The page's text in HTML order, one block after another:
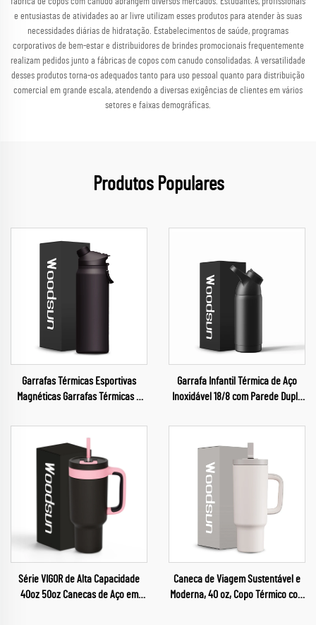
e entusiastas de atividades ao ar livre utilizam esses produtos para atender às suas
necessidades diárias de hidratação. Estabelecimentos de saúde, programas
corporativos de bem-estar e distribuidores de brindes promocionais frequentemente
realizam pedidos junto a fábricas de copos com canudo consolidadas. A versatilidade
desses produtos torna-os adequados tanto para uso pessoal quanto para distribuição
comercial em grande escala, atendendo a diversas exigências de clientes em vários
setores e faixas demográficas.
Produtos Populares
Garrafas Térmicas Esportivas
Magnéticas Garrafas Térmicas a
Viagem Garrafa de Água
Personalizada
Garrafa Infantil Térmica de Aço
Inoxidável 18/8 com Parede Dupla
Série VIGOR de Alta Capacidade
40oz 50oz Canecas de Aço em
Caneca de Viagem Sustentável e
Moderna, 40 oz, Copo Térmico com